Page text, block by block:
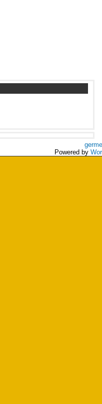
Powered by